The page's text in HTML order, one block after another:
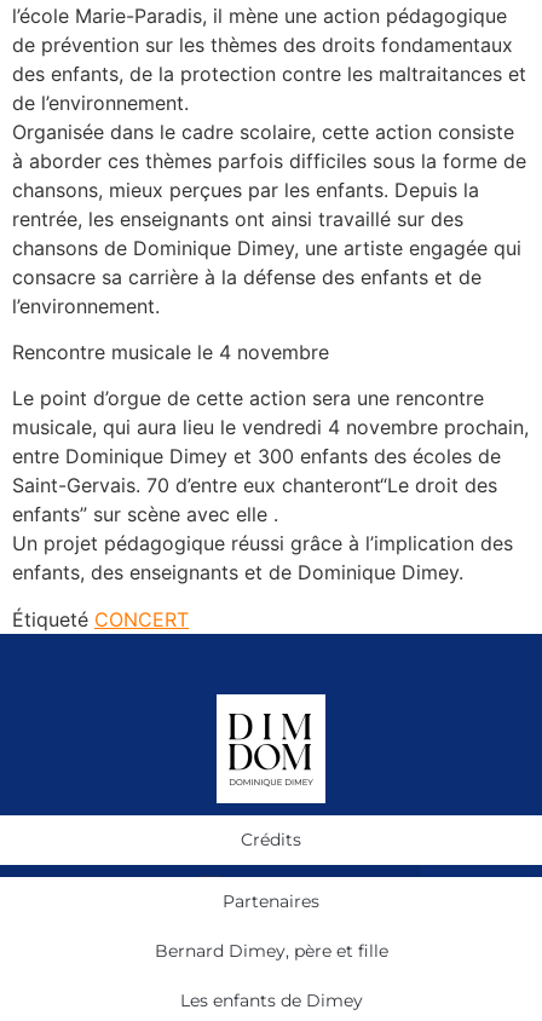
l’école Marie-Paradis, il mène une action pédagogique
de prévention sur les thèmes des droits fondamentaux
des enfants, de la protection contre les maltraitances et
de l’environnement.
Organisée dans le cadre scolaire, cette action consiste
à aborder ces thèmes parfois difficiles sous la forme de
chansons, mieux perçues par les enfants. Depuis la
rentrée, les enseignants ont ainsi travaillé sur des
chansons de Dominique Dimey, une artiste engagée qui
consacre sa carrière à la défense des enfants et de
l’environnement.
Rencontre musicale le 4 novembre
Le point d’orgue de cette action sera une rencontre
musicale, qui aura lieu le vendredi 4 novembre prochain,
entre Dominique Dimey et 300 enfants des écoles de
Saint-Gervais. 70 d’entre eux chanteront“Le droit des
enfants” sur scène avec elle .
Un projet pédagogique réussi grâce à l’implication des
enfants, des enseignants et de Dominique Dimey.
Étiqueté CONCERT
Crédits
Partenaires
Bernard Dimey, père et fille
Les enfants de Dimey